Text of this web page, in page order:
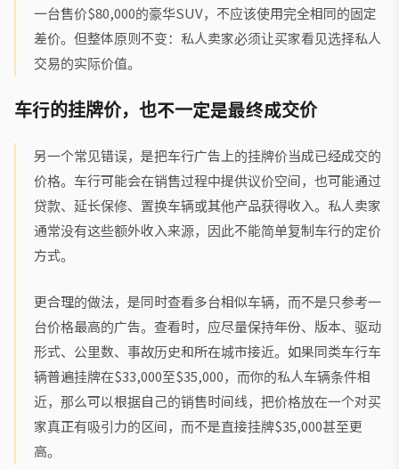
一台售价$80,000的豪华SUV，不应该使用完全相同的固定
差价。但整体原则不变：私人卖家必须让买家看见选择私人
交易的实际价值。
车行的挂牌价，也不一定是最终成交价
另一个常见错误，是把车行广告上的挂牌价当成已经成交的
价格。车行可能会在销售过程中提供议价空间，也可能通过
贷款、延长保修、置换车辆或其他产品获得收入。私人卖家
通常没有这些额外收入来源，因此不能简单复制车行的定价
方式。
更合理的做法，是同时查看多台相似车辆，而不是只参考一
台价格最高的广告。查看时，应尽量保持年份、版本、驱动
形式、公里数、事故历史和所在城市接近。如果同类车行车
辆普遍挂牌在$33,000至$35,000，而你的私人车辆条件相
近，那么可以根据自己的销售时间线，把价格放在一个对买
家真正有吸引力的区间，而不是直接挂牌$35,000甚至更
高。